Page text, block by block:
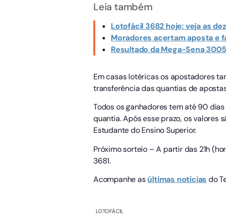
Leia também
Lotofácil 3682 hoje: veja as
Moradores acertam aposta e
Resultado da Mega-Sena
Em casas lotéricas os apostadores
transferência das quantias de
Todos os ganhadores tem até 90
quantia. Após esse prazo, os valores
Estudante do Ensino Superior.
Próximo sorteio – A partir das 21h
3681.
Acompanhe asúltimas notícias do
LOTOFÁCIL